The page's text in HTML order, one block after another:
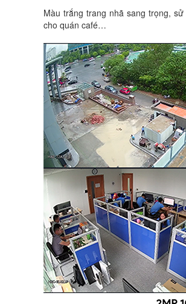
Màu trắng trang nhã sang trọng,
cho quán café…